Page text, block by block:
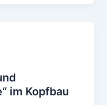
im Kopfbau